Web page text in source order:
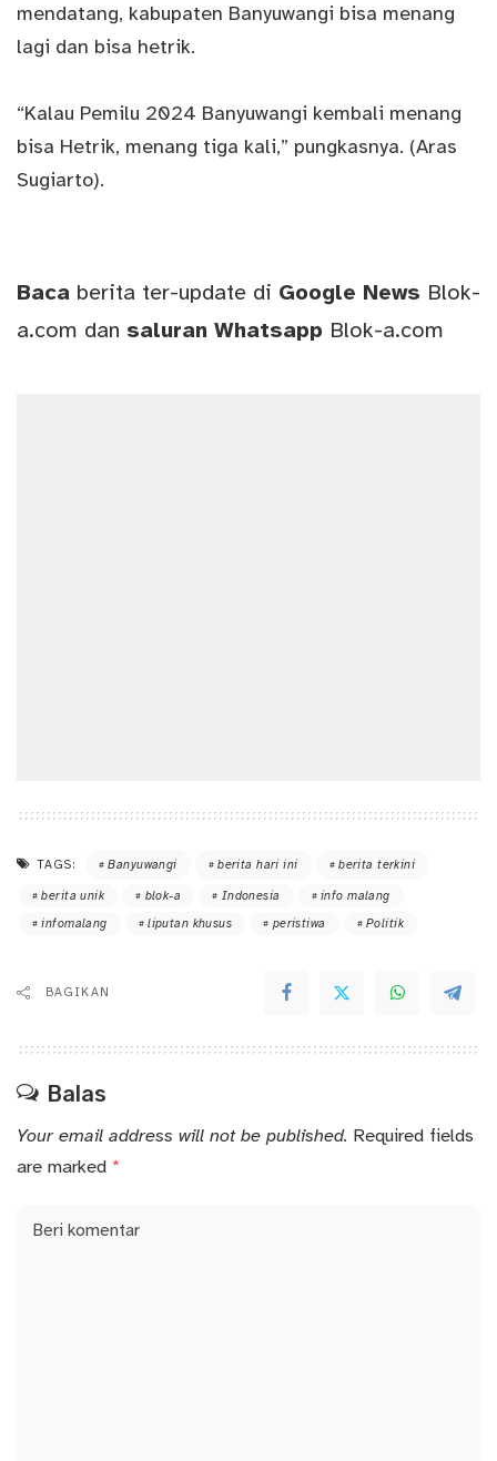
mendatang, kabupaten Banyuwangi bisa menang
lagi dan bisa hetrik.
“Kalau Pemilu 2024 Banyuwangi kembali menang
bisa Hetrik, menang tiga kali,” pungkasnya. (Aras
Sugiarto).
Baca berita ter-update di Google News Blok-
a.com dan saluran Whatsapp Blok-a.com
TAGS: Banyuwangi berita hari ini berita terkini
berita unik blok-a Indonesia
info malang
infomalang
liputan khusus peristiwa Politik
BAGIKAN
Balas
Your email address will not be published. Required fields
are marked *